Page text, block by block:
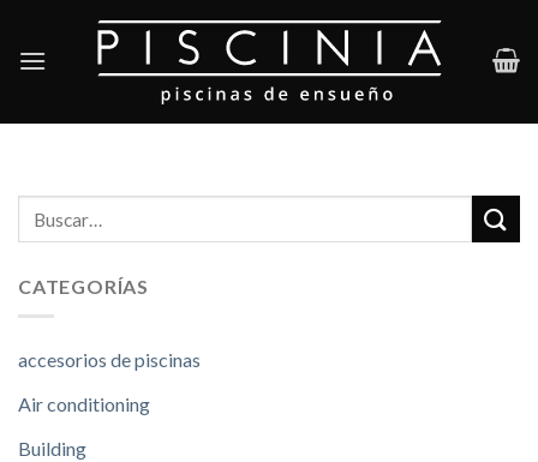
content
CATEGORÍAS
accesorios de piscinas
Air conditioning
Building